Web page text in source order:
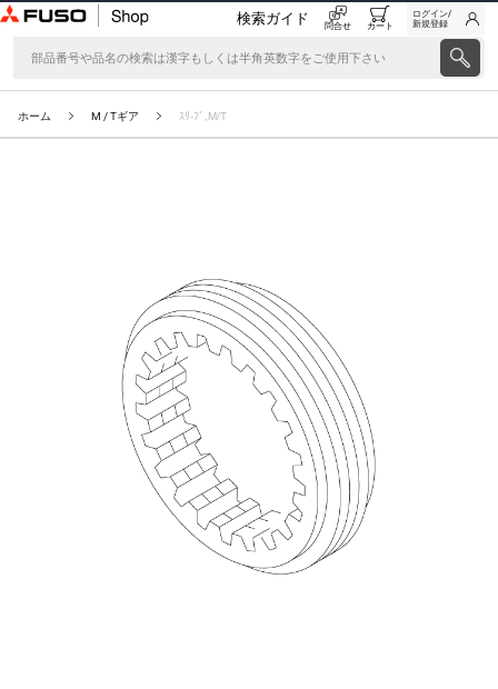
検索ガイド 問合せ カート
ログイン/
新規登録
ホーム M / Tギア ｽﾘ-ﾌﾞ,M/T